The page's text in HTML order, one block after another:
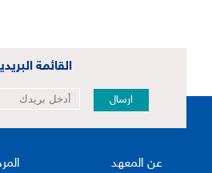
القائمة
ارسال
عن المعهد